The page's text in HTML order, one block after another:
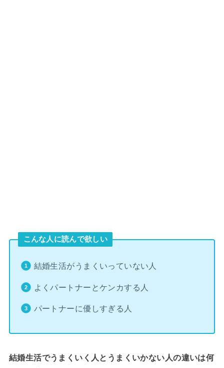
こんな人に読んで欲しい
結婚生活がうまくいっていない人
よくパートナーとケンカする人
パートナーに優しすぎる人
結婚生活でうまくいく人とうまくいかない人の違いは何